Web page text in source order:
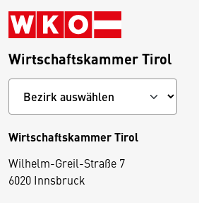
Wirtschaftskammer Tirol
Wirtschaftskammer Tirol
Wilhelm-Greil-Straße 7
6020 Innsbruck
D
i